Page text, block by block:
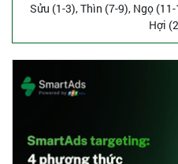
Sửu (1-3), Thìn (7-9), Ngọ
Hợi